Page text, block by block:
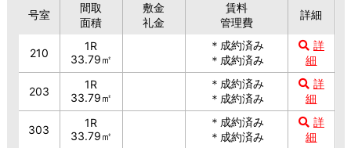
号室
間取
面積
敷金
礼金
賃料
管理費
詳細
210
1R
33.79㎡
＊成約済み
＊成約済み
詳
細
203
1R
33.79㎡
＊成約済み
＊成約済み
詳
細
303
1R
33.79㎡
＊成約済み
＊成約済み
詳
細